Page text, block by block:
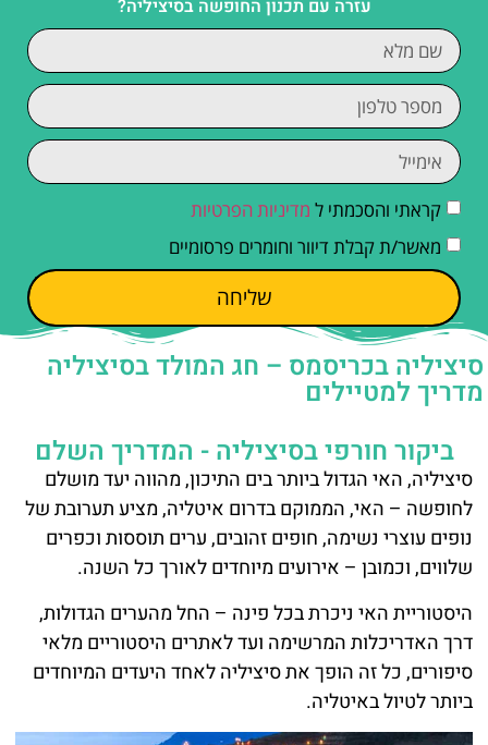
עזרה עם תכנון החופשה בסיציליה?
קראתי והסכמתי ל מדיניות הפרטיות
מאשר/ת קבלת דיוור וחומרים פרסומיים
שליחה
סיציליה בכריסמס – חג המולד בסיציליה
מדריך למטיילים
ביקור חורפי בסיציליה - המדריך השלם
סיציליה, האי הגדול ביותר בים התיכון, מהווה יעד מושלם
לחופשה – האי, הממוקם בדרום איטליה, מציע תערובת של
נופים עוצרי נשימה, חופים זהובים, ערים תוססות וכפרים
שלווים, וכמובן – אירועים מיוחדים לאורך כל השנה.
היסטוריית האי ניכרת בכל פינה – החל מהערים הגדולות,
דרך האדריכלות המרשימה ועד לאתרים היסטוריים מלאי
סיפורים, כל זה הופך את סיציליה לאחד היעדים המיוחדים
ביותר לטיול באיטליה.